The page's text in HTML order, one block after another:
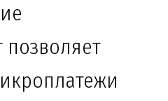
позволяет